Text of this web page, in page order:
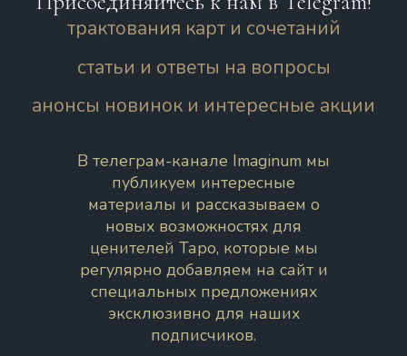
трактования карт и сочетаний
статьи и ответы на вопросы
анонсы новинок и интересные акции
В телеграм-канале Imaginum мы
публикуем интересные
материалы и рассказываем о
новых возможностях для
ценителей Таро, которые мы
регулярно добавляем на сайт и
специальных предложениях
эксклюзивно для наших
подписчиков.